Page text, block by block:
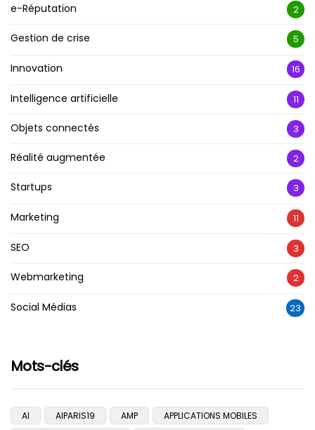
e-Réputation 2
Gestion de crise 5
Innovation 16
Intelligence artificielle 11
Objets connectés 3
Réalité augmentée 2
Startups 3
Marketing 11
SEO 3
Webmarketing 2
Social Médias 23
Mots-clés
AI AIPARIS19 AMP APPLICATIONS MOBILES